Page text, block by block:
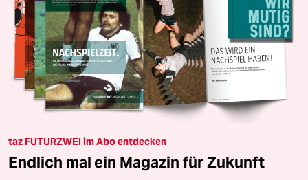
taz FUTURZWEI im Abo entdecken
Endlich mal ein Magazin für Zukunft